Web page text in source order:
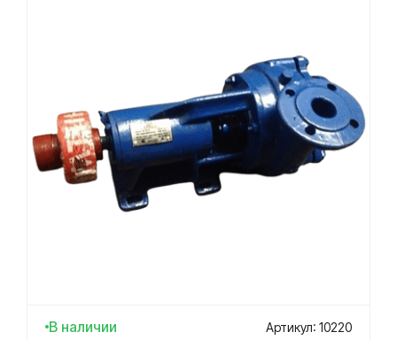
В наличии Артикул: 10220